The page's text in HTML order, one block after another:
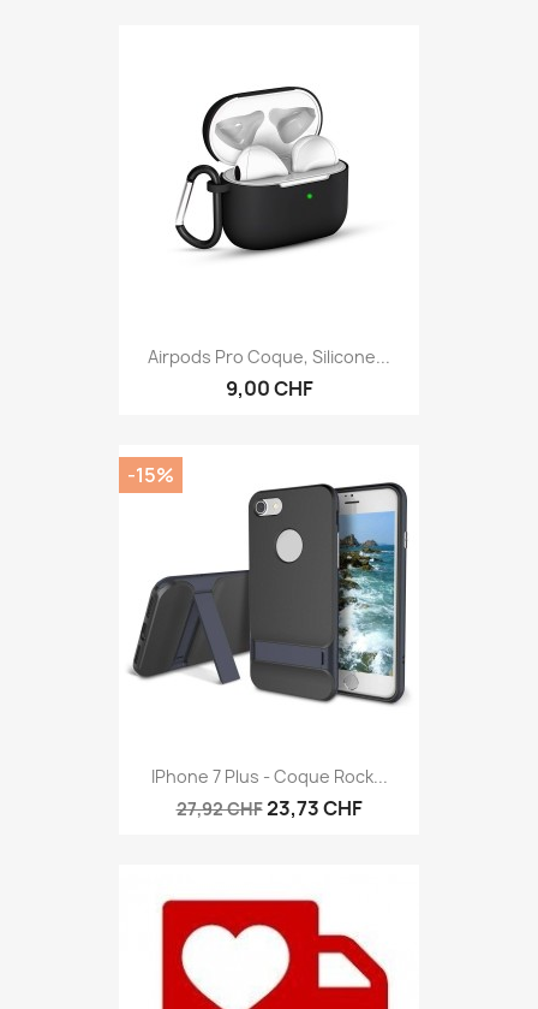
Airpods Pro Coque, Silicone...
9,00 CHF
IPhone 7 Plus - Coque Rock...
27,92 CHF23,73 CHF
-15%